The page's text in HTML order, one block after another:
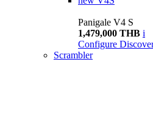
Panigale V4 S
1,479,000 THB i
Configure
Scrambler